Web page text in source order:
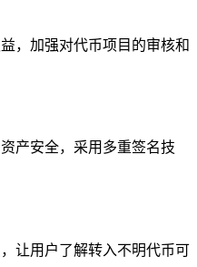
，加强对代币项目的审核和
产安全，采用多重签名技
让用户了解转入不明代币可